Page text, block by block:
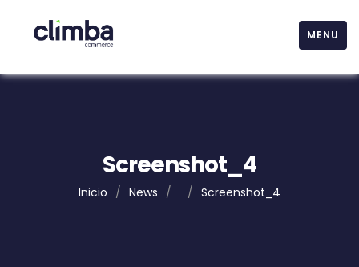
MENU
Screenshot_4
Inicio / News / / Screenshot_4